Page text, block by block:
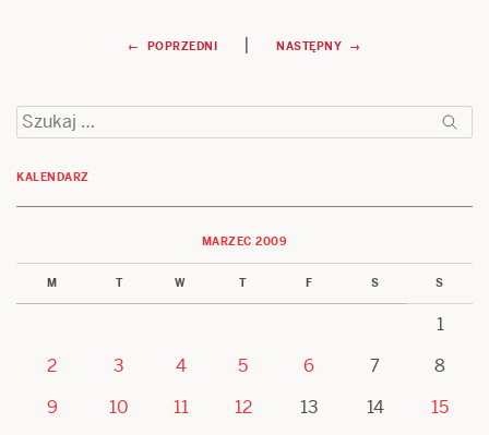
Nawigacja
wpisu
← POPRZEDNI | NASTĘPNY →
Szukaj:
KALENDARZ
MARZEC 2009
M T W T F S S
1
2
3 4 5 6 7
8
9
10 11 12 13 14 15